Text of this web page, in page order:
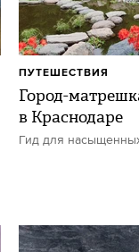
Город-
в Краснодаре
Гид для
ПУТЕШЕСТВИЯ